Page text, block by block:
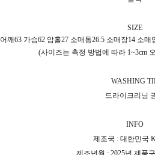
SIZE
어깨63 가슴62 암홀27 소매통26.5 소매장14 소매
(사이즈는 측정 방법에 따라 1~3cm
WASHING
드라이크리닝
INFO
제조국 : 대한민국
제조년월 : 2025년 제품